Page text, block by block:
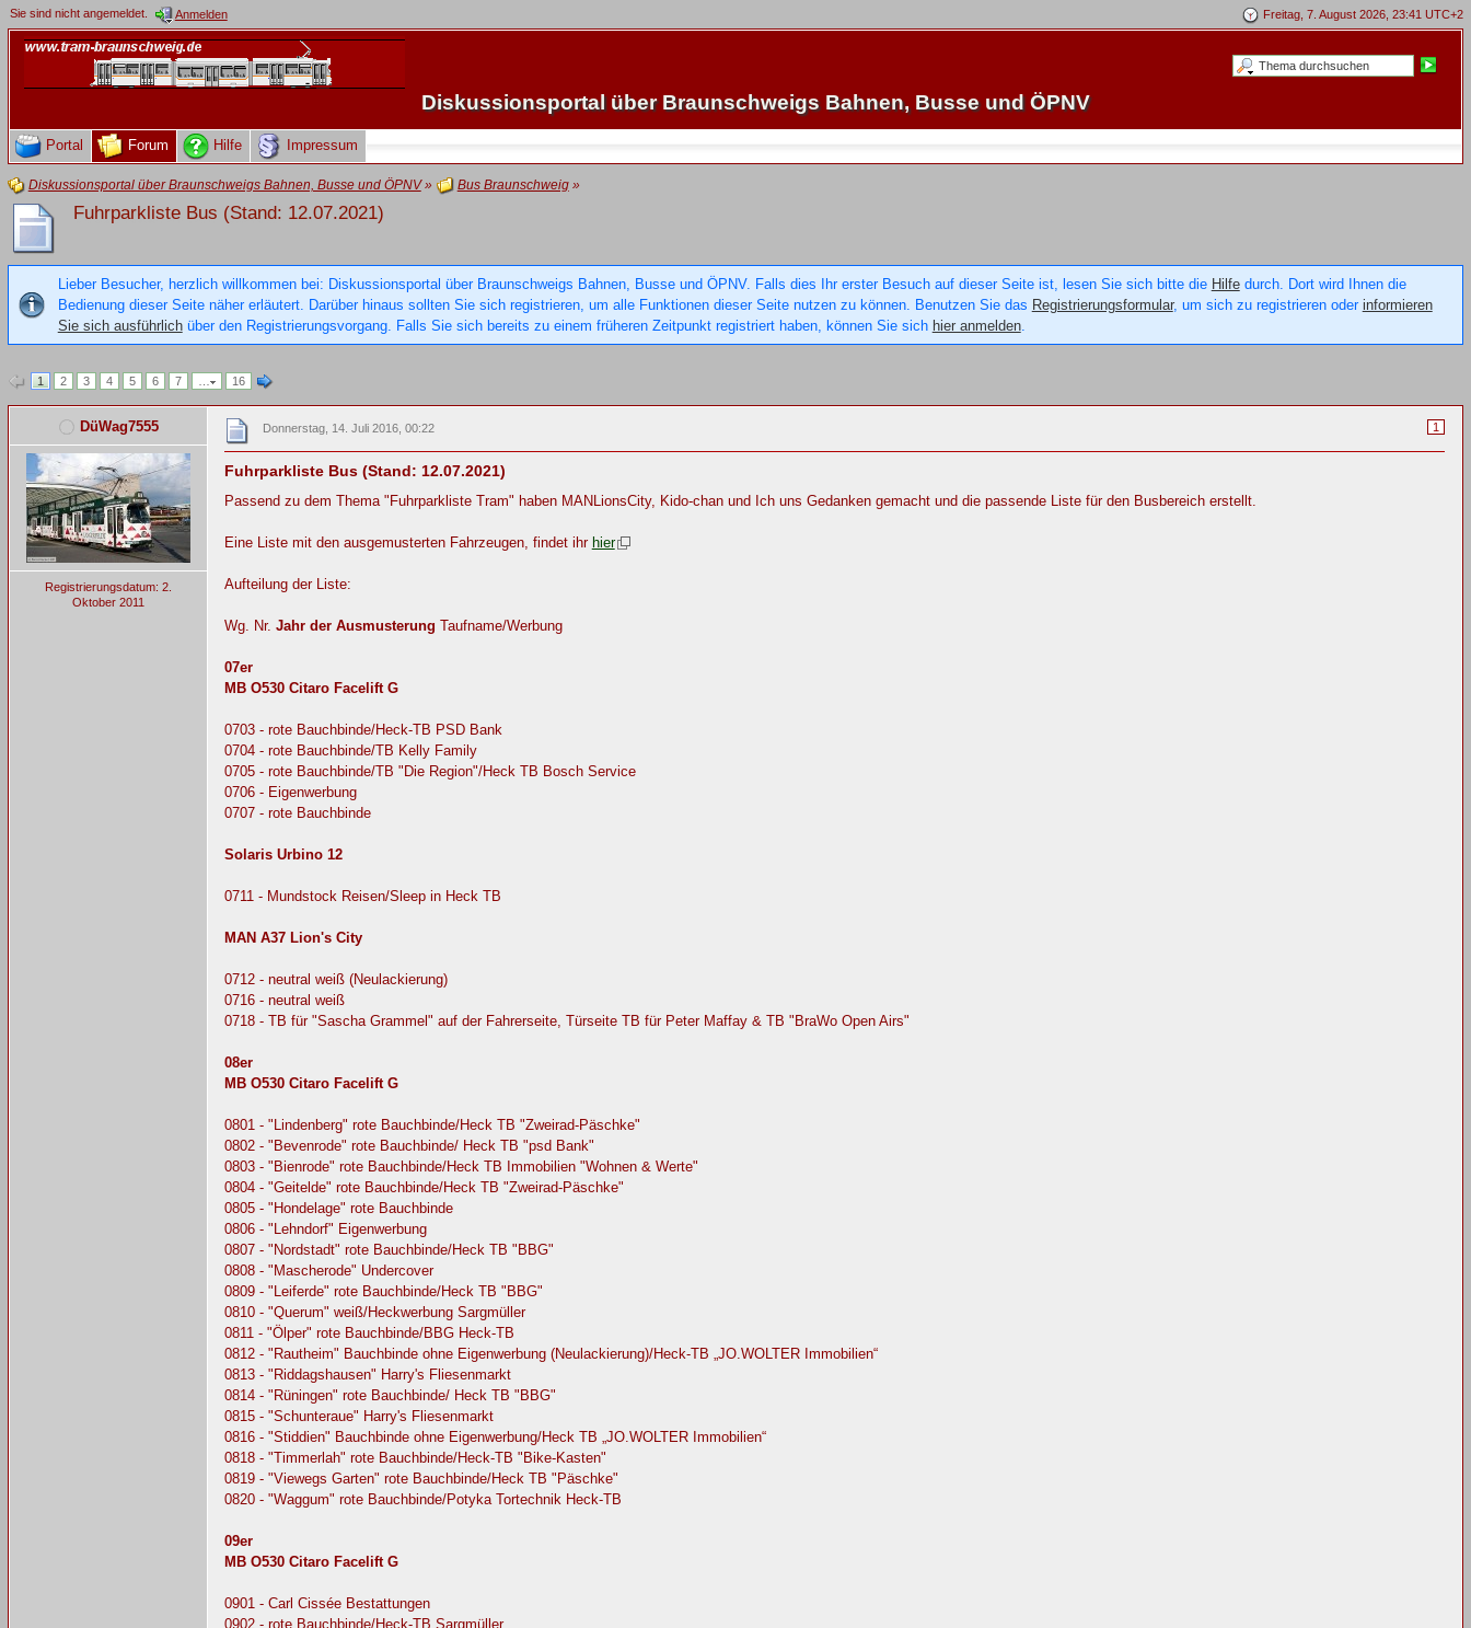
Freitag, 7. August 2026, 23:41 UTC+2
Sie sind nicht angemeldet. Anmelden
Diskussionsportal über Braunschweigs Bahnen, Busse und ÖPNV
Portal Forum Hilfe Impressum
Diskussionsportal über Braunschweigs Bahnen, Busse und ÖPNV» Bus Braunschweig»
Fuhrparkliste Bus (Stand: 12.07.2021)
Lieber Besucher, herzlich willkommen bei: Diskussionsportal über Braunschweigs Bahnen, Busse und ÖPNV. Falls dies Ihr erster Besuch auf dieser Seite ist, lesen Sie sich bitte die Hilfedurch. Dort wird Ihnen die
Bedienung dieser Seite näher erläutert. Darüber hinaus sollten Sie sich registrieren, um alle Funktionen dieser Seite nutzen zu können. Benutzen Sie das Registrierungsformular, um sich zu registrieren oder informieren
Sie sich ausführlichüber den Registrierungsvorgang. Falls Sie sich bereits zu einem früheren Zeitpunkt registriert haben, können Sie sich hier anmelden.
1 2 3 4 5 6 7 … 16
DüWag7555
Registrierungsdatum: 2.
Oktober 2011
1
Donnerstag, 14. Juli 2016, 00:22
Fuhrparkliste Bus (Stand: 12.07.2021)
Passend zu dem Thema "Fuhrparkliste Tram" haben MANLionsCity, Kido-chan und Ich uns Gedanken gemacht und die passende Liste für den Busbereich erstellt.
Eine Liste mit den ausgemusterten Fahrzeugen, findet ihr hier
Aufteilung der Liste:
Wg. Nr. Jahr der Ausmusterung Taufname/Werbung
07er
MB O530 Citaro Facelift G
0703 - rote Bauchbinde/Heck-TB PSD Bank
0704 - rote Bauchbinde/TB Kelly Family
0705 - rote Bauchbinde/TB "Die Region"/Heck TB Bosch Service
0706 - Eigenwerbung
0707 - rote Bauchbinde
Solaris Urbino 12
0711 - Mundstock Reisen/Sleep in Heck TB
MAN A37 Lion's City
0712 - neutral weiß (Neulackierung)
0716 - neutral weiß
0718 - TB für "Sascha Grammel" auf der Fahrerseite, Türseite TB für Peter Maffay & TB "BraWo Open Airs"
08er
MB O530 Citaro Facelift G
0801 - "Lindenberg" rote Bauchbinde/Heck TB "Zweirad-Päschke"
0802 - "Bevenrode" rote Bauchbinde/ Heck TB "psd Bank"
0803 - "Bienrode" rote Bauchbinde/Heck TB Immobilien "Wohnen & Werte"
0804 - "Geitelde" rote Bauchbinde/Heck TB "Zweirad-Päschke"
0805 - "Hondelage" rote Bauchbinde
0806 - "Lehndorf" Eigenwerbung
0807 - "Nordstadt" rote Bauchbinde/Heck TB "BBG"
0808 - "Mascherode" Undercover
0809 - "Leiferde" rote Bauchbinde/Heck TB "BBG"
0810 - "Querum" weiß/Heckwerbung Sargmüller
0811 - "Ölper" rote Bauchbinde/BBG Heck-TB
0812 - "Rautheim" Bauchbinde ohne Eigenwerbung (Neulackierung)/Heck-TB „JO.WOLTER Immobilien“
0813 - "Riddagshausen" Harry's Fliesenmarkt
0814 - "Rüningen" rote Bauchbinde/ Heck TB "BBG"
0815 - "Schunteraue" Harry's Fliesenmarkt
0816 - "Stiddien" Bauchbinde ohne Eigenwerbung/Heck TB „JO.WOLTER Immobilien“
0818 - "Timmerlah" rote Bauchbinde/Heck-TB "Bike-Kasten"
0819 - "Viewegs Garten" rote Bauchbinde/Heck TB "Päschke"
0820 - "Waggum" rote Bauchbinde/Potyka Tortechnik Heck-TB
09er
MB O530 Citaro Facelift G
0901 - Carl Cissée Bestattungen
0902 - rote Bauchbinde/Heck-TB Sargmüller